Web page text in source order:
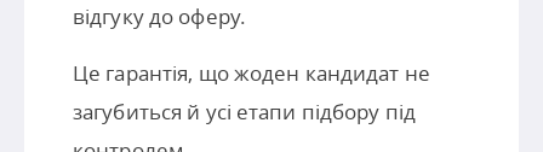
відгуку до оферу.
Це гарантія, що жоден кандидат не
загубиться й усі етапи підбору під